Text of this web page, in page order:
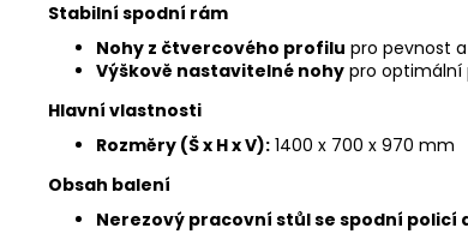
Stabilní spodní rám
Nohy z čtvercového profilu pro pevnost
Výškově nastavitelné nohy pro optimální
Hlavní vlastnosti
Rozměry (Š x H x V): 1400 x 700 x 970 mm
Obsah balení
Nerezový pracovní stůl se spodní policí